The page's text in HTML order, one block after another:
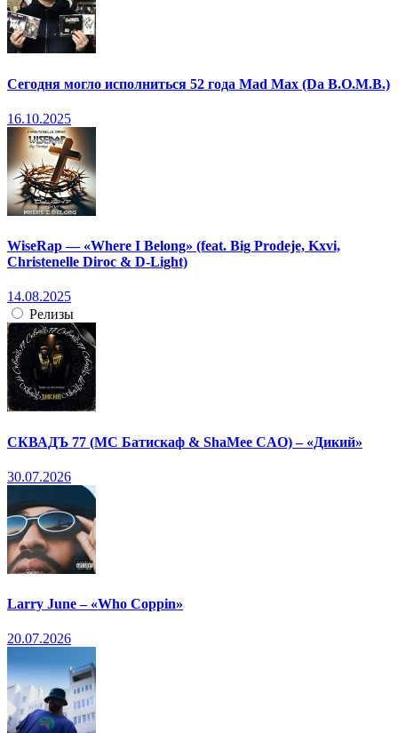
Сегодня могло исполниться 52 года Mad Max (Da B.O.M.B.)
16.10.2025
WiseRap — «Where I Belong» (feat. Big Prodeje, Kxvi,
Christenelle Diroc & D-Light)
14.08.2025
Релизы
СКВАДЪ 77 (МС Батискаф & ShaMee CAO) – «Дикий»
30.07.2026
Larry June – «Who Coppin»
20.07.2026